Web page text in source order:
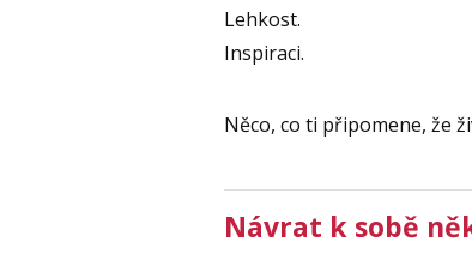
Lehkost.
Inspiraci.
Něco, co ti připomene, že
Návrat k sobě